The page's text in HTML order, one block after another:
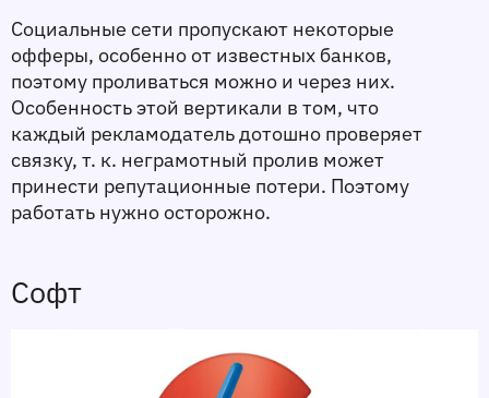
Социальные сети пропускают некоторые
офферы, особенно от известных банков,
поэтому проливаться можно и через них.
Особенность этой вертикали в том, что
каждый рекламодатель дотошно проверяет
связку, т. к. неграмотный пролив может
принести репутационные потери. Поэтому
работать нужно осторожно.
Софт